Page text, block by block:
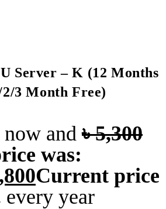
Server – K (12 Months
3 Month Free)
now and৳5,300
was:
Current price
every year